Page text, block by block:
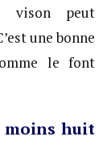
vison peut
une bonne
le font
moins huit